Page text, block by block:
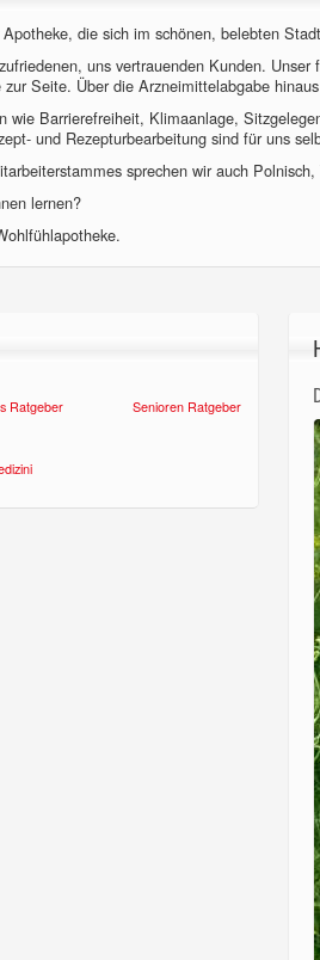
die sich im schönen, belebten
uns vertrauenden Kunden.
Seite. Über die Arzneimittelabgabe
wie Barrierefreiheit, Klimaanlage,
und Rezepturbearbeitung sind für uns
sprechen wir auch
lernen?
Ratgeber Senioren Ratgeber